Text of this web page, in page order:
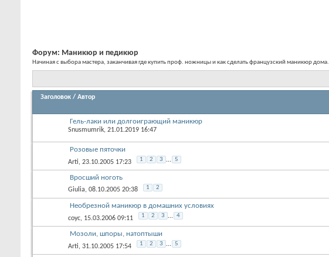
Форум: Маникюр и педикюр
Начиная с выбора мастера, заканчивая где купить проф. ножницы и как сделать французский маникюр дома.
Заголовок / Автор
Гель-лаки или долгоиграющий маникюр
Snusmumrik, 21.01.2019 16:47
Розовые пяточки
Arti, 23.10.2005 17:23 1 2 3 ... 5
Вросший ноготь
Giulia, 08.10.2005 20:38 1 2
Необрезной маникюр в домашних условиях
соус, 15.03.2006 09:11 1 2 3 ... 4
Мозоли, шпоры, натоптыши
Arti, 31.10.2005 17:54 1 2 3 ... 5